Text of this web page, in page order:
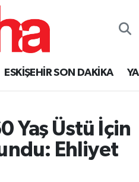
ESKİŞEHİR SON DAKİKA
Yaş Üstü İçin
Ehliyet